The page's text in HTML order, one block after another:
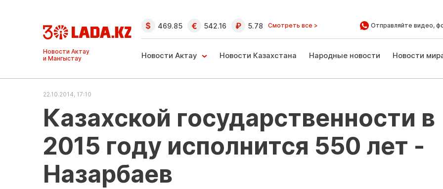
Ақтау және
Манғыстау
жаңалықтары
469.85 542.16 5.78 Смотреть все > Отправляйте видео,
Новости Актау Новости Казахстана Народные новости Новости
22.10.2014, 17:10
Казахской государственности в
2015 году исполнится 550 лет -
Назарбаев